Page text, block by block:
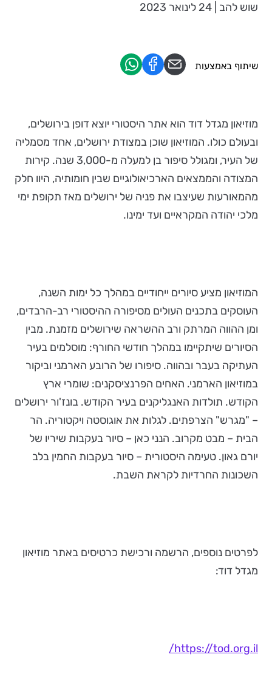
שוש להב | 24 לינואר 2023
מוזיאון מגדל דוד הוא אתר היסטורי יוצא דופן בירושלים,
ובעולם כולו. המוזיאון שוכן במצודת ירושלים, אחד מסמליה
של העיר, ומגולל סיפור בן למעלה מ-3,000 שנה. קירות
המצודה והממצאים הארכיאולוגיים שבין חומותיה, היוו חלק
מהמאורעות שעיצבו את פניה של ירושלים מאז תקופת ימי
מלכי יהודה המקראיים ועד ימינו.
המוזיאון מציע סיורים ייחודיים במהלך כל ימות השנה,
העוסקים בתכנים העולים מסיפורה ההיסטורי רב-הרבדים,
ומן ההווה המרתק ורב ההשראה שירושלים מזמנת. מבין
הסיורים שיתקיימו במהלך חודשי החורף: מוסלמים בעיר
העתיקה בעבר ובהווה. סיפורו של הרובע הארמני וביקור
במוזיאון הארמני. האחים הפרנציסקנים: שומרי ארץ
הקודש. תולדות האנגליקנים בעיר הקודש. בונז'ור ירושלים
– "מגרש" הצרפתים. לגלות את אוגוסטה ויקטוריה. הר
הבית – מבט מקרוב. הנני כאן – סיור בעקבות שיריו של
יורם גאון. טעימה היסטורית – סיור בעקבות החמין בלב
השכונות החרדיות לקראת השבת.
לפרטים נוספים, הרשמה ורכישת כרטיסים באתר מוזיאון
מגדל דוד:
https://tod.org.il/
שיתוף באמצעות